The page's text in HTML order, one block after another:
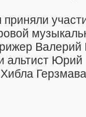
Валерий
альтист Юрий